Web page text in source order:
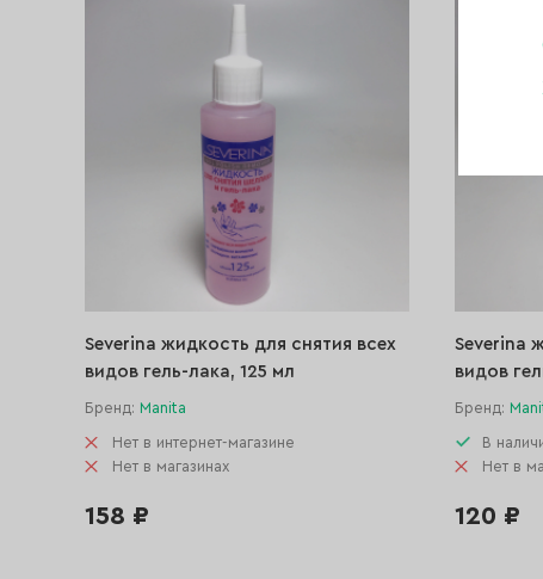
Severina жидкость для снятия всех
видов гель-лака, 125 мл
Бренд: Manita
Нет в интернет-магазине
Нет в магазинах
158 ₽
Severina
видов
Бренд:
В
Нет в
120 ₽